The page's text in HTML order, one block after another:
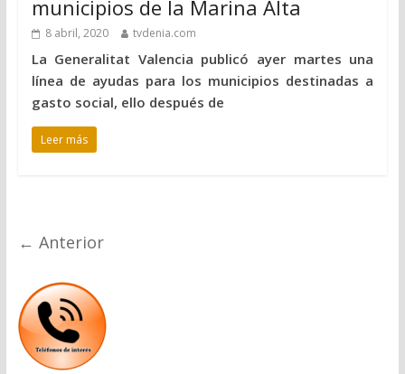
municipios de la Marina Alta
8 abril, 2020 tvdenia.com
La Generalitat Valencia publicó ayer martes una
línea de ayudas para los municipios destinadas a
gasto social, ello después de
Leer más
← Anterior